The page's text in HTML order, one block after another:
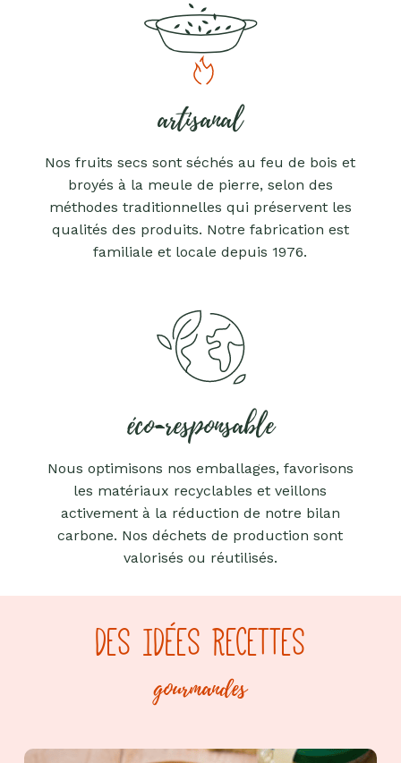
artisanal
Nos fruits secs sont séchés au feu de bois et
broyés à la meule de pierre, selon des
méthodes traditionnelles qui préservent les
qualités des produits. Notre fabrication est
familiale et locale depuis 1976.
éco-responsable
Nous optimisons nos emballages, favorisons
les matériaux recyclables et veillons
activement à la réduction de notre bilan
carbone. Nos déchets de production sont
valorisés ou réutilisés.
DES IDÉES RECETTES
gourmandes